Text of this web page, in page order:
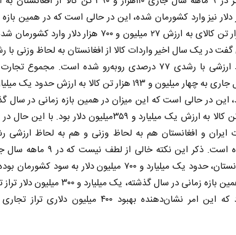
و ۲۳۷ هزار دلار نیز وارد کشورمان شده، این در حالی است که در همین
سال گذشته ۳۵ هزار تن کالای به ارزش ۲۷ میلیون و ۷۰۰ هزار دلار
درصدی و به لحاظ ارزشی با رشدی ۷۷ درصدی روبه‌رو شده است. مجموع
این در حالی است که این میزان در همین بازه زمانی در سال
میلیون و ۱۷۴هزار تن کالا به ارزش یک میلیارد و ۳۵۹میلیون دلار
درصدی روبه‌رو شده است. ذکر این نکته خالی
تجاری ایران و افغانستان، حدود یک میلیارد و ۷۰۰ میلیون دلار به سود
حالی است که در همین بازه زمانی در سال گذشته، یک
سود کشورمان بود که این امر نشان‌دهنده بهبود ۴۰۰ میلیون